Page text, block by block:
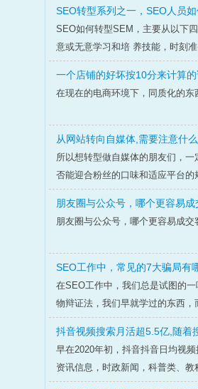
SEO转型系列之一，SEO人员
SEO如何转型SEM，主要从以下
意或无意学习和培 养技能，时刻
一个店铺的好坏按10分来计算
在现在的电商环境下，同质化的
从网站转向自媒体,需要注意什么
所以想转型做自媒体的朋友们，
否能迎合粉丝的口味和适应平台的
朋友圈与公众号，哪个更容易成
朋友圈与公众号，哪个更容易成交
SEO工作中，常见的7大骗局有
在SEO工作中，我们总是试图的
物辩证法，我们早就学过的东西
抖音视频搜索月活超5.5亿,随着
早在2020年初，抖音抖音日均视
资讯信息，时政新闻，科普类、